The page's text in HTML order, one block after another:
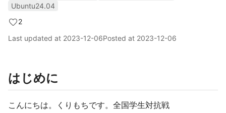
Ubuntu24.04
2
Last updated at 2023-12-06Posted at 2023-12-06
はじめに
こんにちは。くりもちです。全国学生対抗戦